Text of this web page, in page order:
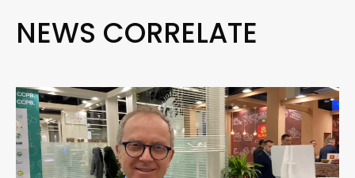
NEWS CORRELATE